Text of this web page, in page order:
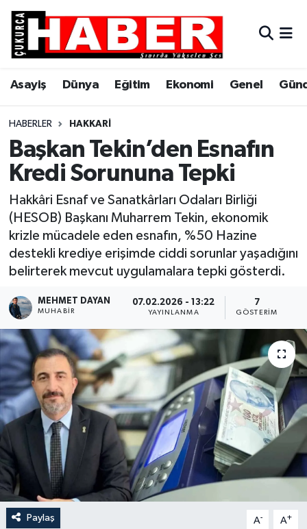
Asayiş Dünya Eğitim Ekonomi Genel
HABERLER HAKKARI
Başkan Tekin’den Esnafın
Kredi Sorununa Tepki
Hakkâri Esnaf ve Sanatkârları Odaları Birliği
(HESOB) Başkanı Muharrem Tekin, ekonomik
krizle mücadele eden esnafın, %50 Hazine
destekli krediye erişimde ciddi sorunlar yaşadığını
belirterek mevcut uygulamalara tepki gösterdi.
MEHMET DAYAN
MUHABIR
07.02.2026 - 13:22
YAYINLANMA
7
GÖSTERIM
Paylaş A- A+
Asayiş
Dünya
Eğitim
Ekonomi
Gündem
Hakkari
Siyaset
Son Dakika
Teknoloji
Yaşam
Hava Durumu
Trafik Durumu
Süper Lig Puan Durumu ve Fikstür
Tüm Manşetler
Haber Arşivi